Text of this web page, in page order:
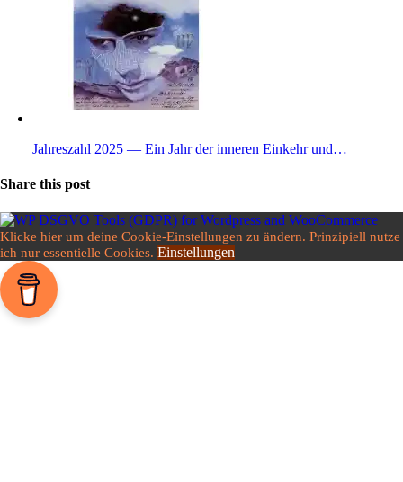
Jah­res­zahl 2025 — Ein Jahr der inneren Ein­kehr und…
Share this post
Klicke hier um deine Cookie-Einstellungen zu ändern. Prinzipiell nutze
ich nur essentielle Cookies. Einstellungen